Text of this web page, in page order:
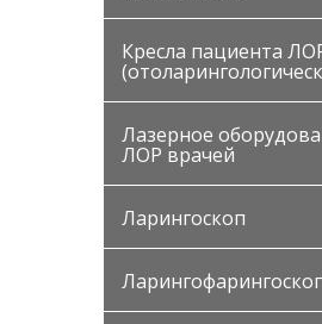
Кресла пациента
Лазерное
ЛОР врачей
Ларингоскоп